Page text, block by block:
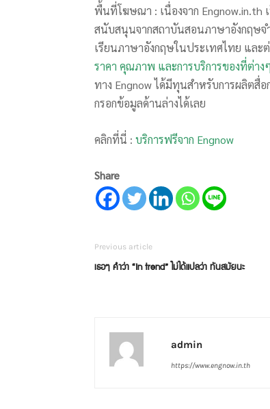
พื้นที่โฆษณา : เนื่องจาก
สนับสนุนจากสถาบันสอนภาษาอังกฤษจ
เรียนภาษาอังกฤษในประเทศไทย และ
ราคา คุณภาพ และการบริการของที่ต่างๆ
ทาง Engnow ได้มีทุนสำหรับการผลิตสื่
กรอกข้อมูลด้านล่างได้เลย
คลิกที่นี่ : บริการฟรีจาก Engnow
Share
Previous article
เธอๆ คำว่า “In trend” ไม่ได้แปลว่า ทันสมัยนะ
admin
https://www.engnow.in.th